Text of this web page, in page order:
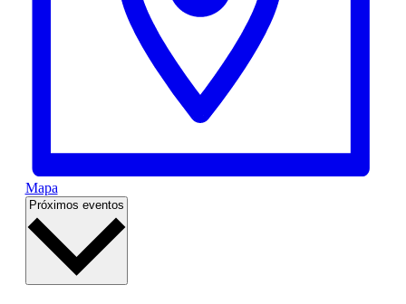
Mapa
Próximos eventos Seleccionar